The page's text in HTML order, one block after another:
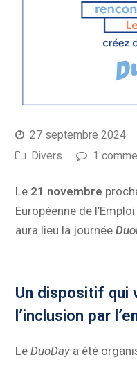
27 septembre 2024
Divers
1
Le 21 novembre
Européenne de
aura lieu la journée
Un dispositif qui
l’inclusion par
LeDuoDay a été